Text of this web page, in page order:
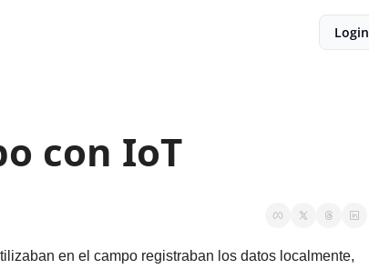
Login
con IoT
en el campo registraban los datos localmente,